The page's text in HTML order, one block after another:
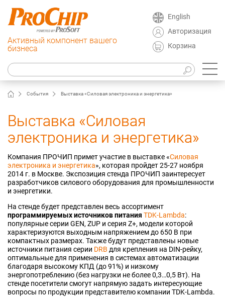
Активный компонент вашего
бизнеса
English
Авторизация
Корзина
События Выставка «Силовая электроника и энергетика»
Выставка «Силовая
электроника и энергетика»
Компания ПРОЧИП примет участие в выставке «Силовая
электроника и энергетика», которая пройдет 25-27 ноября
2014 г. в Москве. Экспозиция стенда ПРОЧИП заинтересует
разработчиков силового оборудования для промышленности
и энергетики.
На стенде будет представлен весь ассортимент
программируемых источников питания TDK-Lambda:
популярные серии GEN, ZUP и серия Z+, модели которой
характеризуются выходным напряжением до 650 В при
компактных размерах. Также будут представлены новые
источники питания серии DRB для крепления на DIN-рейку,
оптимальные для применения в системах автоматизации
благодаря высокому КПД (до 91%) и низкому
энергопотреблению (без нагрузки не более 0,3…0,5 Вт). На
стенде посетители смогут напрямую задать интересующие
вопросы по продукции представителю компании TDK-Lambda.